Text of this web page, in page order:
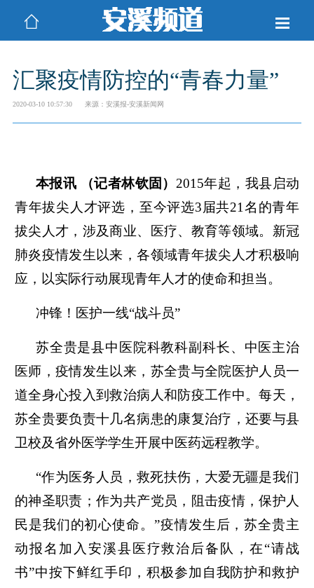
汇聚疫情防控的“青春力量”
2020-03-10 10:57:30 来源：安溪报-安溪新闻网
本报讯 （记者林钦固） 2015年起，我县启动
青年拔尖人才评选，至今评选3届共21名的青年
拔尖人才，涉及商业、医疗、教育等领域。新冠
肺炎疫情发生以来，各领域青年拔尖人才积极响
应，以实际行动展现青年人才的使命和担当。
冲锋！医护一线“战斗员”
苏全贵是县中医院科教科副科长、中医主治
医师，疫情发生以来，苏全贵与全院医护人员一
道全身心投入到救治病人和防疫工作中。每天，
苏全贵要负责十几名病患的康复治疗，还要与县
卫校及省外医学学生开展中医药远程教学。
“作为医务人员，救死扶伤，大爱无疆是我们
的神圣职责；作为共产党员，阻击疫情，保护人
民是我们的初心使命。”疫情发生后，苏全贵主
动报名加入安溪县医疗救治后备队，在“请战
书”中按下鲜红手印，积极参加自我防护和救护